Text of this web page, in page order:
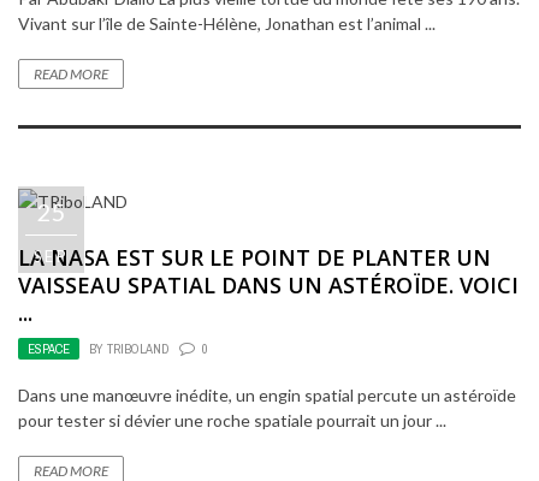
Vivant sur l’île de Sainte-Hélène, Jonathan est l’animal ...
READ MORE
25
SEP
LA NASA EST SUR LE POINT DE PLANTER UN
VAISSEAU SPATIAL DANS UN ASTÉROÏDE. VOICI
...
ESPACE BY TRIBOLAND 0
Dans une manœuvre inédite, un engin spatial percute un astéroïde
pour tester si dévier une roche spatiale pourrait un jour ...
READ MORE